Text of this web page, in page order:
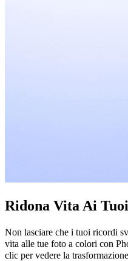
Ridona Vita Ai
Non lasciare che i tuoi ricordi
vita alle tue foto a colori con
clic per vedere la